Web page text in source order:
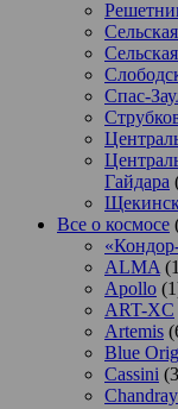
Спас-
Гайдара
Все о космосе
ALMA
Apollo
ART-XC
Artemis
Blue
Cassini